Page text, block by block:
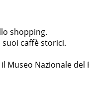
shopping.
suoi caffè storici.
il Museo Nazionale